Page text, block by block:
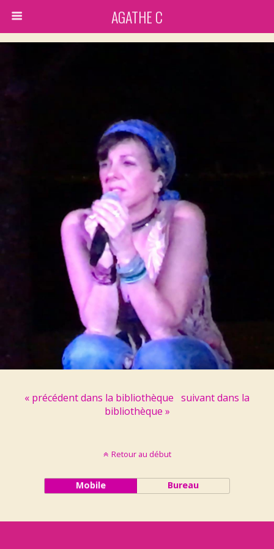
AGATHE C
« précédent dans la bibliothèque suivant dans la
bibliothèque »
Retour au début
Mobile Bureau